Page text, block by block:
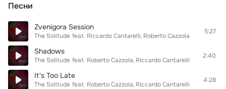
Песни
Zvenigora Session
The Solitude feat. Riccardo Cantarelli Roberto Cazzola
5:27
Shadows
The Solitude feat. Roberto Cazzola Riccardo Cantarelli
2:40
It's Too Late
The Solitude feat. Roberto Cazzola Riccardo Cantarelli
4:28